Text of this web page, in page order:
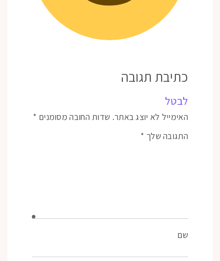
כתיבת תגובה
לבטל
האימייל לא יוצג באתר. שדות החובה מסומנים *
התגובה שלך *
שם